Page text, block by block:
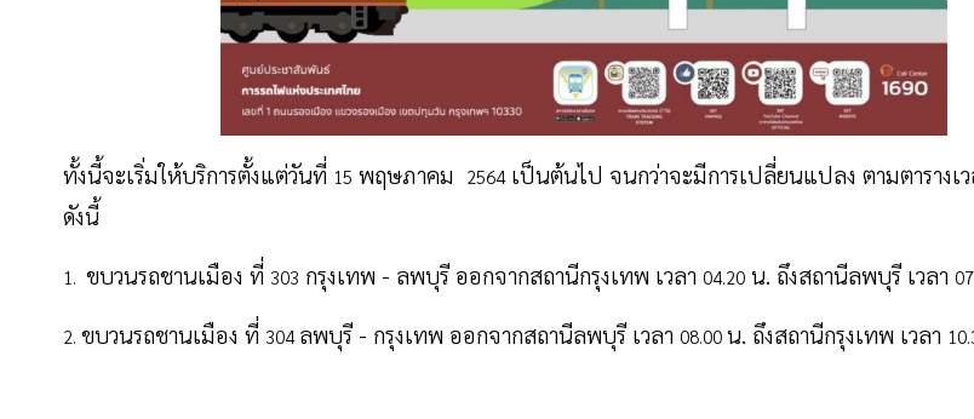
ทั้งนี้จะเริ่มให้บริการตั้งแต่วันที่ 15 พฤษภาคม 2564 เป็นต้นไป จนกว่าจะมีการเปลี่ยนแปลง ตามตารางเ
ดังนี้
1. ขบวนรถชานเมือง ที่ 303 กรุงเทพ - ลพบุรี ออกจากสถานีกรุงเทพ เวลา 04.20 น. ถึงสถานีลพบุรี เวลา
2. ขบวนรถชานเมือง ที่ 304 ลพบุรี - กรุงเทพ ออกจากสถานีลพบุรี เวลา 08.00 น. ถึงสถานีกรุงเทพ เวลา